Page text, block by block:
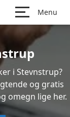
Menu
i Stevnstrup?
og gratis
omegn lige her.